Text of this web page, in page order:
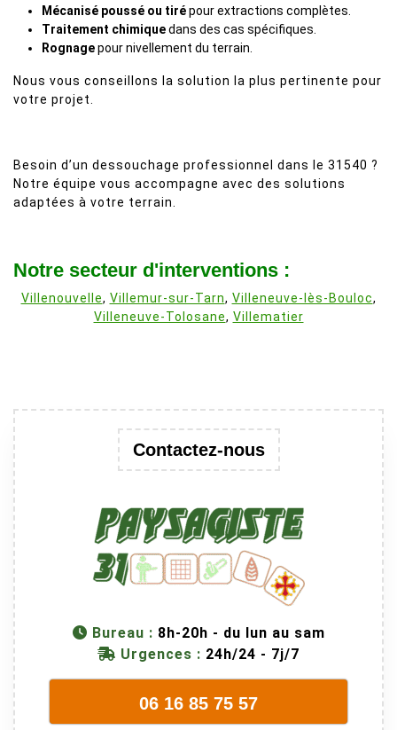
Mécanisé poussé ou tirépour extractions complètes.
Traitement chimiquedans des cas spécifiques.
Rognagepour nivellement du terrain.
Nous vous conseillons la solution la plus pertinente pour
votre projet.
Besoin d’un dessouchage professionnel dans le 31540 ?
Notre équipe vous accompagne avec des solutions
adaptées à votre terrain.
Notre secteur d'interventions :
Villenouvelle, Villemur-sur-Tarn, Villeneuve-lès-Bouloc,
Villeneuve-Tolosane, Villematier
Contactez-nous
Bureau : 8h-20h - du lun au sam
Urgences : 24h/24 - 7j/7
06 16 85 75 57